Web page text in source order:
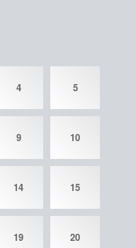
4 5
9 10
14 15
19 20